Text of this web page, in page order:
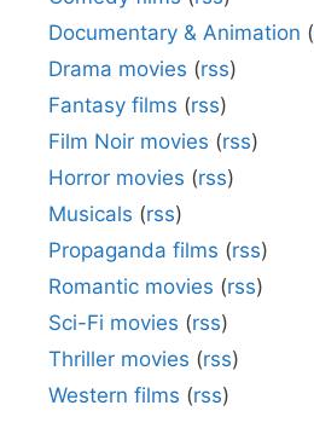
Documentary & Animation (
Drama movies (rss)
Fantasy films (rss)
Film Noir movies (rss)
Horror movies (rss)
Musicals (rss)
Propaganda films (rss)
Romantic movies (rss)
Sci-Fi movies (rss)
Thriller movies (rss)
Western films (rss)